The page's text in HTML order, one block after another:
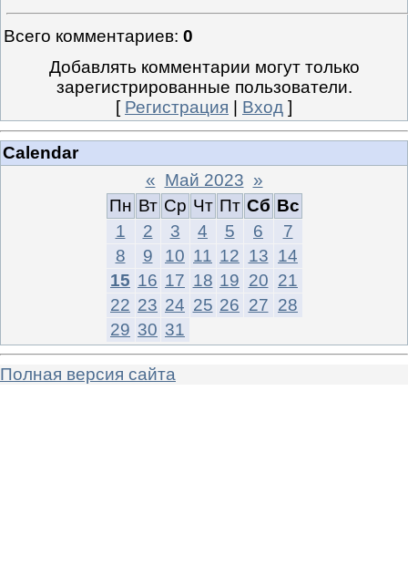
Всего комментариев: 0
Добавлять комментарии могут только
зарегистрированные пользователи.
[ Регистрация Вход ]
Calendar
« Май 2023 »
Пн Вт Ср Чт Пт Сб Вс
1
2 3 4 5 6
7
8
9 10 11 12 13 14
15 16 17 18 19 20 21
22 23 24 25 26 27 28
29 30 31
Полная версия сайта